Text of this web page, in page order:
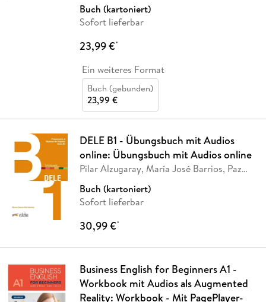
Buch (kartoniert)
Sofort lieferbar
23,99 €*
Ein weiteres Format
Buch (gebunden)
23,99 €
DELE B1 - Übungsbuch mit Audios
online: Übungsbuch mit Audios online
Pilar Alzugaray, María José Barrios, Paz
Buch (kartoniert)
Sofort lieferbar
30,99 €*
Business English for Beginners A1 -
Workbook mit Audios als Augmented
Reality: Workbook - Mit PagePlayer-